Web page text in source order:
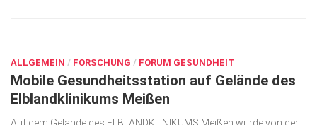
ALLGEMEIN / FORSCHUNG / FORUM GESUNDHEIT
Mobile Gesundheitsstation auf Gelände des
Elblandklinikums Meißen